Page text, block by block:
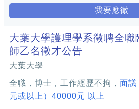
我要應徵
大葉大學護理學系徵聘全職
師乙名徵才公告
大葉大學
全職，博士，工作經歷不拘， 面議
元或以上）40000元 以上